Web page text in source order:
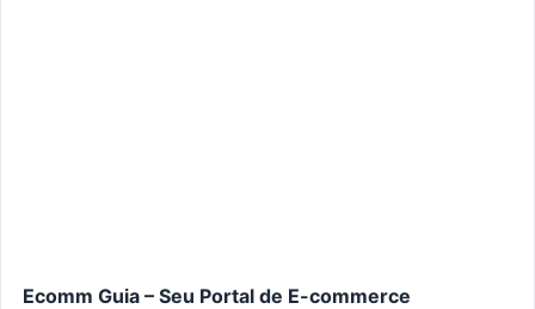
Ecomm Guia – Seu Portal de E-commerce